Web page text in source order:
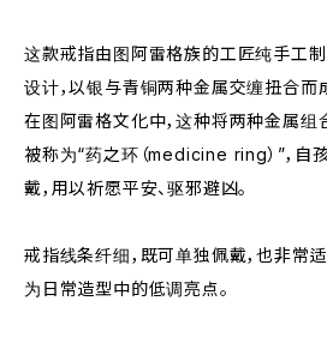
这款戒指由图阿雷格族的工匠纯手工
设计，以银与青铜两种金属交缠扭合而
在图阿雷格文化中，这种将两种金属
被称为“药之环（medicine ring）”，自
戴，用以祈愿平安、驱邪避凶。
戒指线条纤细，既可单独佩戴，也非常
为日常造型中的低调亮点。